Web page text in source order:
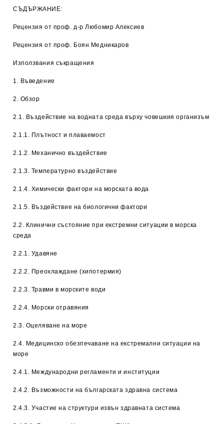
СЪДЪРЖАНИЕ:
Рецензия от проф. д-р Любомир Алексиев
Рецензия от проф. Боян Медникаров
Използвания съкращения
1. Въведение
2. Обзор
2.1. Въздействие на водната среда върху човешкия организъм
2.1.1. Плътност и плаваемост
2.1.2. Механично въздействие
2.1.3. Температурно въздействие
2.1.4. Химически фактори на морската вода
2.1.5. Въздействие на биологични фактори
2.2. Клинични състояние при екстремни ситуации в морска
среда
2.2.1. Удавяне
2.2.2. Преохлаждане (хипотермия)
2.2.3. Травми в морските води
2.2.4. Морски отравяния
2.3. Оцеляване на море
2.4. Медицинско обезпечаване на екстремални ситуации на
море
2.4.1. Международни регламенти и институции
2.4.2. Възможности на българската здравна система
2.4.3. Участие на структури извън здравната система